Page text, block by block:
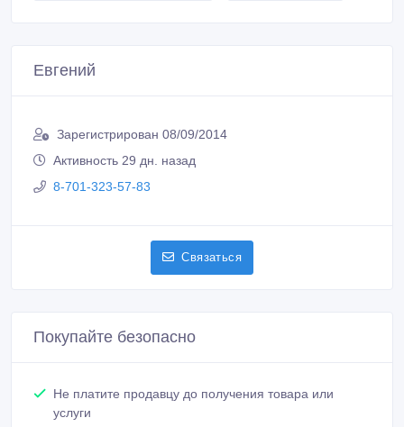
Евгений
Зарегистрирован 08/09/2014
Активность 29 дн. назад
8-701-323-57-83
Связаться
Покупайте безопасно
Не платите продавцу до получения товара или
услуги